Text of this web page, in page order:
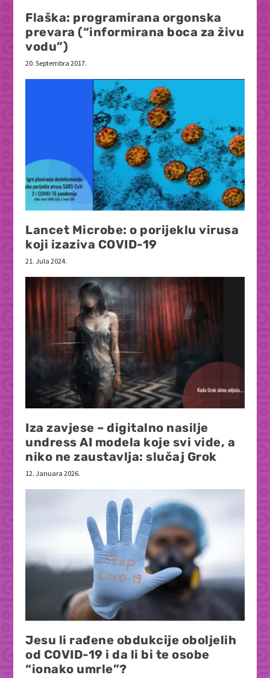
Flaška: programirana orgonska
prevara (“informirana boca za živu
vodu”)
20. Septembra 2017.
Lancet Microbe: o porijeklu virusa
koji izaziva COVID-19
21. Jula 2024.
Iza zavjese – digitalno nasilje
undress AI modela koje svi vide, a
niko ne zaustavlja: slučaj Grok
12. Januara 2026.
Jesu li rađene obdukcije oboljelih
od COVID-19 i da li bi te osobe
“ionako umrle”?